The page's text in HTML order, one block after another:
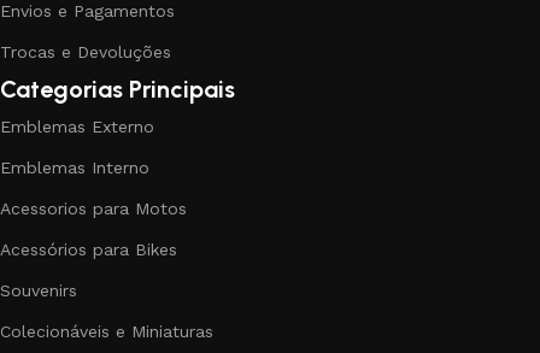
Envios e Pagamentos
Trocas e Devoluções
Categorias Principais
Emblemas Externo
Emblemas Interno
Acessorios para Motos
Acessórios para Bikes
Souvenirs
Colecionáveis e Miniaturas